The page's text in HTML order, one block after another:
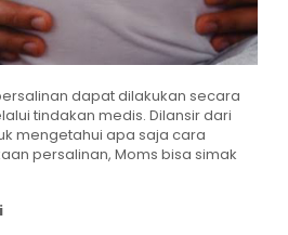
dapat dilakukan secara
tindakan medis. Dilansir dari
mengetahui apa saja cara
persalinan, Moms bisa simak